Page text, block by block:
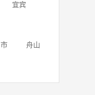
宜宾
舟山